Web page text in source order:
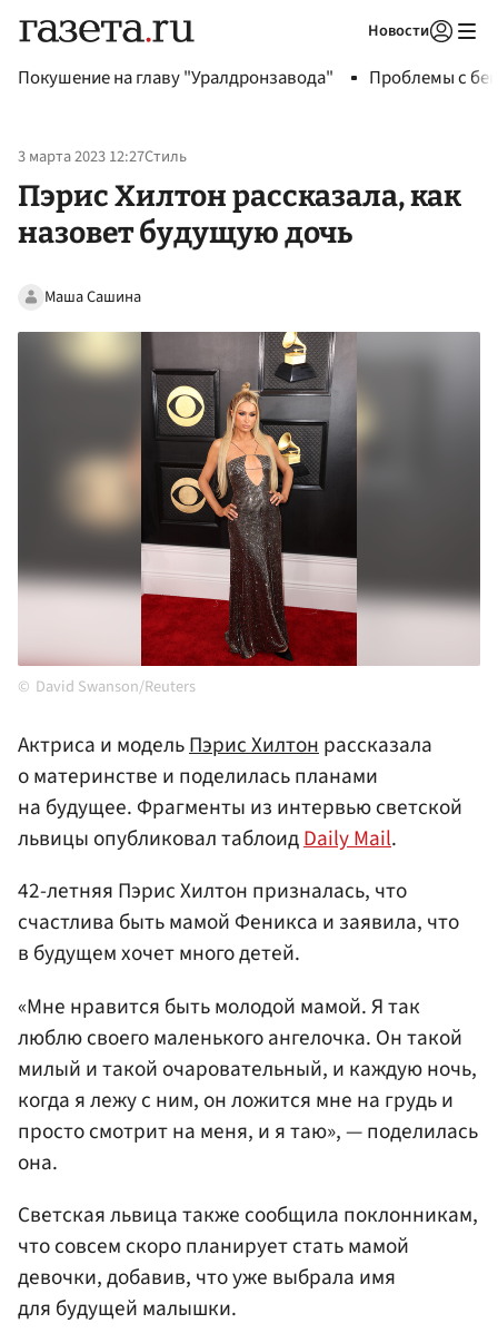
Новости
Покушение на главу "Уралдронзавода" Проблемы с
3 марта 2023 12:27Стиль
Пэрис Хилтон рассказала, как
назовет будущую дочь
Маша Сашина
David Swanson/Reuters
Актриса и модельПэрис Хилтонрассказала
о материнстве и поделилась планами
на будущее. Фрагменты из интервью светской
львицы опубликовал таблоидDaily Mail.
42-летняя Пэрис Хилтон призналась, что
счастлива быть мамой Феникса и заявила, что
в будущем хочет много детей.
«Мне нравится быть молодой мамой. Я так
люблю своего маленького ангелочка. Он такой
милый и такой очаровательный, и каждую ночь,
когда я лежу с ним, он ложится мне на грудь и
просто смотрит на меня, и я таю», — поделилась
она.
Светская львица также сообщила поклонникам,
что совсем скоро планирует стать мамой
девочки, добавив, что уже выбрала имя
для будущей малышки.